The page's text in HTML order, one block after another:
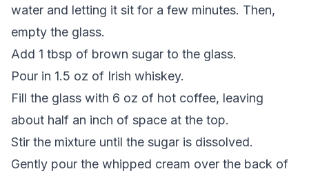
water and letting it sit for a few minutes. Then,
empty the glass.
Add 1 tbsp of brown sugar to the glass.
Pour in 1.5 oz of Irish whiskey.
Fill the glass with 6 oz of hot coffee, leaving
about half an inch of space at the top.
Stir the mixture until the sugar is dissolved.
Gently pour the whipped cream over the back of